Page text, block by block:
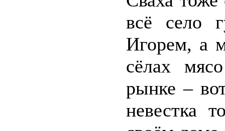
всё село
Игорем, а
сёлах
рынке –
невестка